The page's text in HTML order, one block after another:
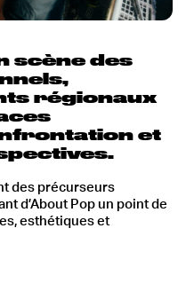
scène des
régionaux
et
des précurseurs
d’About Pop un point de
esthétiques et